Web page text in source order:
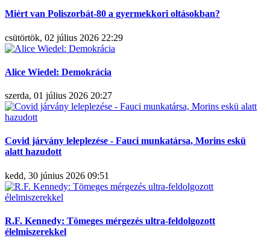
Miért van Poliszorbát-80 a gyermekkori oltásokban?
csütörtök, 02 július 2026 22:29
Alice Wiedel: Demokrácia
szerda, 01 július 2026 20:27
Covid járvány leleplezése - Fauci munkatársa, Morins eskü
alatt hazudott
kedd, 30 június 2026 09:51
R.F. Kennedy: Tömeges mérgezés ultra-feldolgozott
élelmiszerekkel